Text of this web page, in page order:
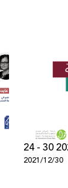
2021/12/30